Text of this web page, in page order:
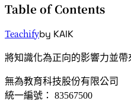
Table of Contents
Teachifyby KAIK
將知識化為正向的影響力並帶
無為教育科技股份有限公司
統一編號： 83567500